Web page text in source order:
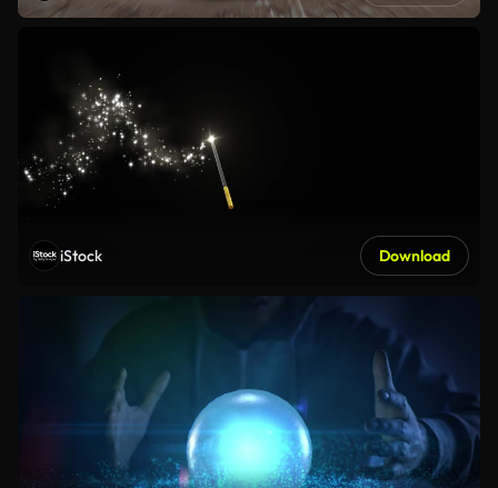
iStock Download